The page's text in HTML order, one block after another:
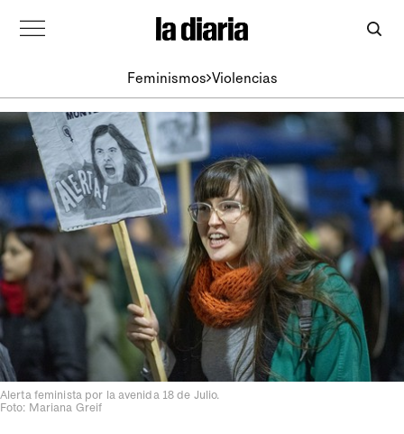
Feminismos Violencias
Alerta feminista por la avenida 18 de Julio.
Foto: Mariana Greif